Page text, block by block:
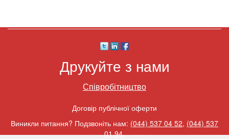
Друкуйте з нами
Співробітництво
Договір публічної оферти
Виникли питання? Подзвоніть нам: (044) 537 04 52, (044) 537
01 94.